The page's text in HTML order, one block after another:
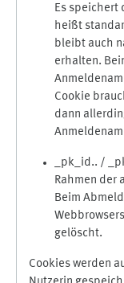
Es speichert
heißt
bleibt auch
erhalten.
Cookie
dann
_pk_id.. /
Rahmen der
Beim
gelöscht.
Cookies werden